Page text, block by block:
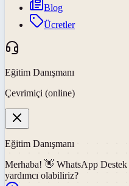
Blog
Ücretler
Eğitim Danışmanı
Çevrimiçi (online)
Eğitim Danışmanı
Merhaba! 👋 WhatsApp Destek
yardımcı olabiliriz?